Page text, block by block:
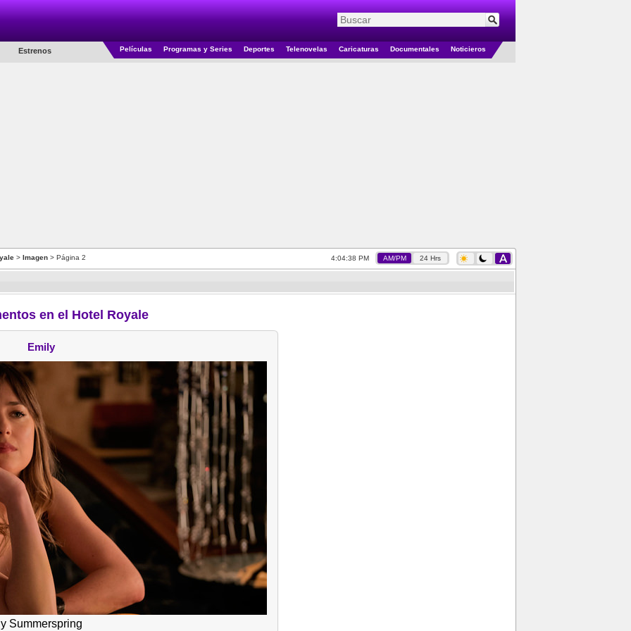
Estrenos Películas Programas y Series Deportes Telenovelas Caricaturas Documentales Noticieros
> Imagen > Página 2 4:04:38 PM AM/PM 24 Hrs
en el Hotel Royale
Emily
Summerspring